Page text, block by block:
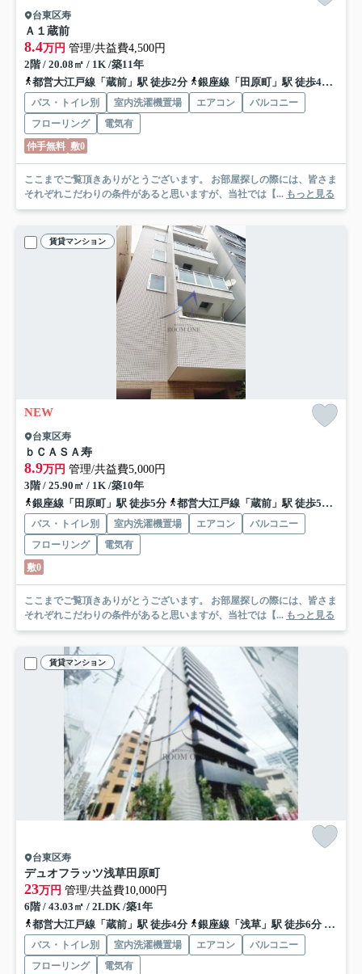
台東区寿
Ａ１蔵前
8.4万円 管理/共益費4,500円
2階 / 20.08㎡ / 1K /築11年
都営大江戸線「蔵前」駅 徒歩2分
銀座線「田原町」駅 徒歩4分
バス・トイレ別 室内洗濯機置場 エアコン
バルコニー
フローリング
電気有
仲手無料 敷0
ここまでご覧頂きありがとうございます。 お部屋探しの際には、皆さま
それぞれこだわりの条件があると思いますが、当社では【... もっと見る
賃貸マンション
NEW
台東区寿
ｂＣＡＳＡ寿
8.9万円 管理/共益費5,000円
3階 / 25.90㎡ / 1K /築10年
銀座線「田原町」駅 徒歩5分
都営大江戸線「蔵前」駅 徒歩5分
バス・トイレ別 室内洗濯機置場 エアコン
バルコニー
フローリング
電気有
敷0
ここまでご覧頂きありがとうございます。 お部屋探しの際には、皆さま
それぞれこだわりの条件があると思いますが、当社では【... もっと見る
賃貸マンション
台東区寿
デュオフラッツ浅草田原町
23万円 管理/共益費10,000円
6階 / 43.03㎡ / 2LDK /築1年
都営大江戸線「蔵前」駅 徒歩4分
銀座線「浅草」駅 徒歩6分 銀座
バス・トイレ別 室内洗濯機置場 エアコン
バルコニー
フローリング
電気有